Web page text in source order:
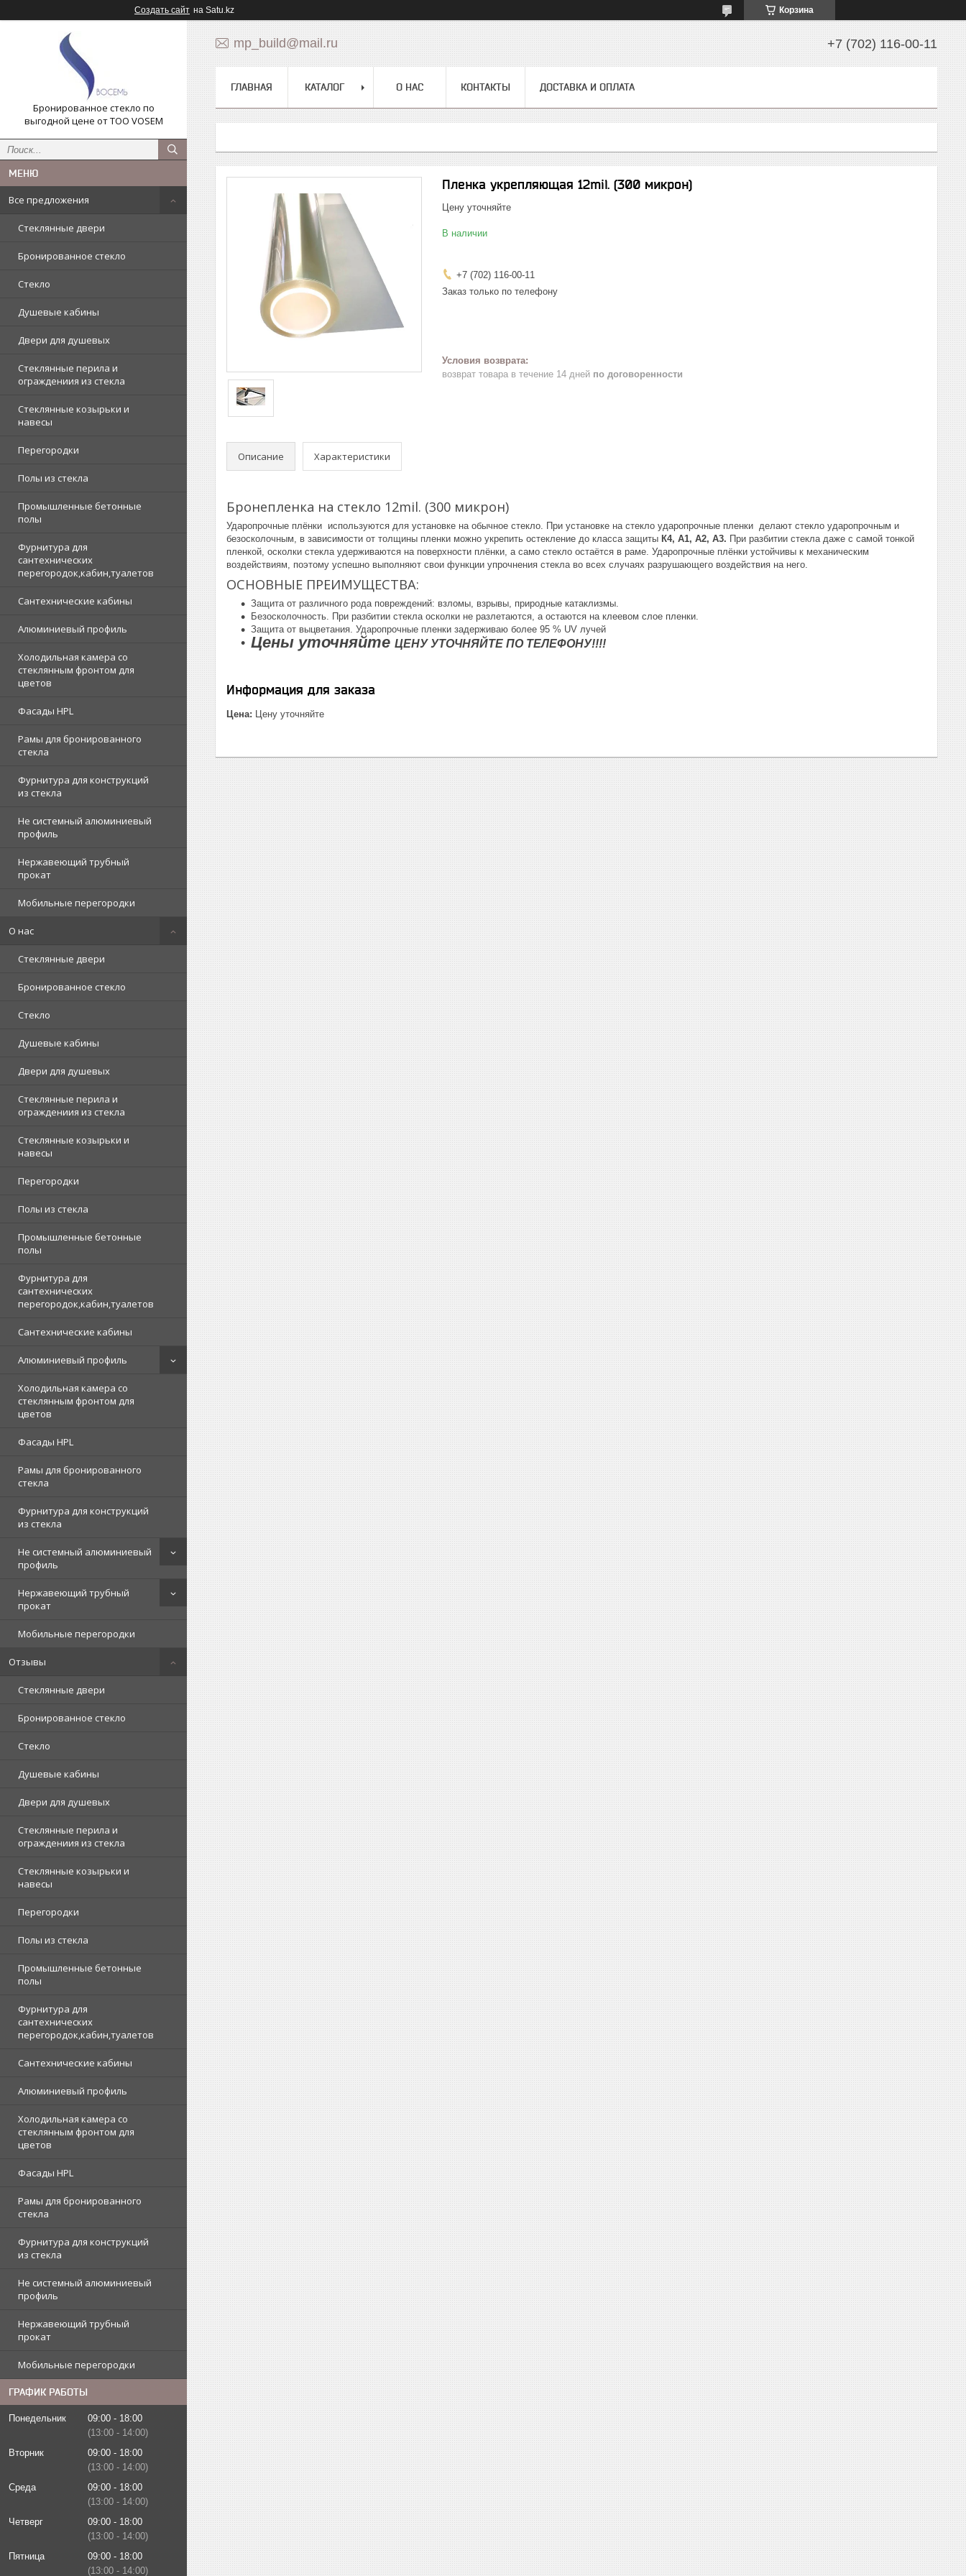
Создать сайт на Satu.kz Корзина
Бронированное стекло по
выгодной цене от ТОО VOSEM
Все предложения
Стеклянные двери
Бронированное стекло
Стекло
Душевые кабины
Двери для душевых
Стеклянные перила и
ограждениия из стекла
Стеклянные козырьки и
навесы
Перегородки
Полы из стекла
Промышленные бетонные
полы
Фурнитура для
сантехнических
перегородок,кабин,туалетов
Сантехнические кабины
Алюминиевый профиль
Холодильная камера со
стеклянным фронтом для
цветов
Фасады HPL
Рамы для бронированного
стекла
Фурнитура для конструкций
из стекла
Не системный алюминиевый
профиль
Нержавеющий трубный
прокат
Мобильные перегородки
О нас
Стеклянные двери
Бронированное стекло
Стекло
Душевые кабины
Двери для душевых
Стеклянные перила и
ограждениия из стекла
Стеклянные козырьки и
навесы
Перегородки
Полы из стекла
Промышленные бетонные
полы
Фурнитура для
сантехнических
перегородок,кабин,туалетов
Сантехнические кабины
Алюминиевый профиль
Холодильная камера со
стеклянным фронтом для
цветов
Фасады HPL
Рамы для бронированного
стекла
Фурнитура для конструкций
из стекла
Не системный алюминиевый
профиль
Нержавеющий трубный
прокат
Мобильные перегородки
Отзывы
Стеклянные двери
Бронированное стекло
Стекло
Душевые кабины
Двери для душевых
Стеклянные перила и
ограждениия из стекла
Стеклянные козырьки и
навесы
Перегородки
Полы из стекла
Промышленные бетонные
полы
Фурнитура для
сантехнических
перегородок,кабин,туалетов
Сантехнические кабины
Алюминиевый профиль
Холодильная камера со
стеклянным фронтом для
цветов
Фасады HPL
Рамы для бронированного
стекла
Фурнитура для конструкций
из стекла
Не системный алюминиевый
профиль
Нержавеющий трубный
прокат
Мобильные перегородки
ГРАФИК РАБОТЫ
Понедельник 09:00
18:00
13:00
14:00
Вторник
09:00
18:00
13:00
14:00
Среда
09:00
18:00
13:00
14:00
Четверг
09:00
18:00
13:00
14:00
Пятница
09:00
18:00
13:00
14:00
mp_build@mail.ru +7 (702) 116-00-11
ГЛАВНАЯ КАТАЛОГ О НАС КОНТАКТЫ ДОСТАВКА И ОПЛАТА
Пленка укрепляющая 12mil. (300 микрон)
Цену уточняйте
В наличии
+7 (702) 116-00-11
Заказ только по телефону
возврат товара в течение 14 дней по договоренности
Описание Характеристики
Бронепленка на стекло 12mil. (300 микрон)
Ударопрочные плёнки используются для установке на обычное стекло. При установке на стекло ударопрочные пленки делают стекло ударопрочным и
безосколочным, в зависимости от толщины пленки можно укрепить остекление до класса защиты К4, А1, А2, A3. При разбитии стекла даже с самой тонкой
пленкой, осколки стекла удерживаются на поверхности плёнки, а само стекло остаётся в раме. Ударопрочные плёнки устойчивы к механическим
воздействиям, поэтому успешно выполняют свои функции упрочнения стекла во всех случаях разрушающего воздействия на него.
ОСНОВНЫЕ ПРЕИМУЩЕСТВА:
Защита от различного рода повреждений: взломы, взрывы, природные катаклизмы.
Безосколочность. При разбитии стекла осколки не разлетаются, а остаются на клеевом слое пленки.
Защита от выцветания. Ударопрочные пленки задерживаю более 95 % UV лучей
Цены уточняйте ЦЕНУ УТОЧНЯЙТЕ ПО ТЕЛЕФОНУ!!!!
Информация для заказа
Цена: Цену уточняйте